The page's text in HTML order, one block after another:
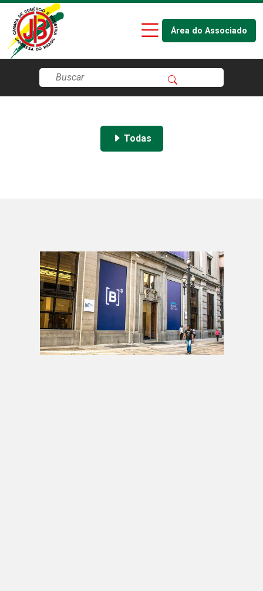
Área do Associado
Todas